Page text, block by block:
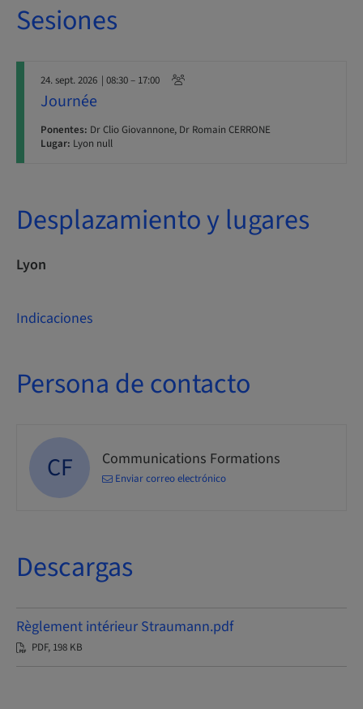
Sesiones
24. sept. 2026 | 08:30 – 17:00
Journée
Ponentes: Dr Clio Giovannone, Dr Romain CERRONE
Lugar: Lyon null
Desplazamiento y lugares
Lyon
Indicaciones
Persona de contacto
CF Communications Formations
Enviar correo electrónico
Descargas
Règlement intérieur Straumann.pdf
PDF, 198 KB